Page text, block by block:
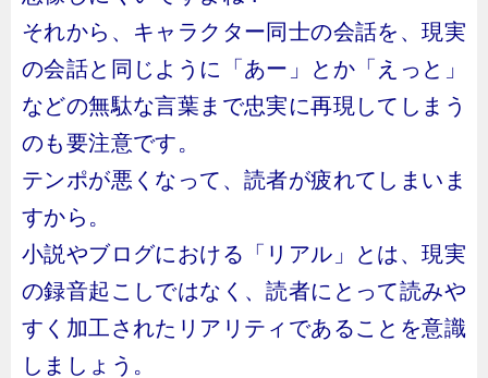
それから、キャラクター同士の会話を、現実
の会話と同じように「あー」とか「えっと」
などの無駄な言葉まで忠実に再現してしまう
のも要注意です。
テンポが悪くなって、読者が疲れてしまいま
すから。
小説やブログにおける「リアル」とは、現実
の録音起こしではなく、読者にとって読みや
すく加工されたリアリティであることを意識
しましょう。